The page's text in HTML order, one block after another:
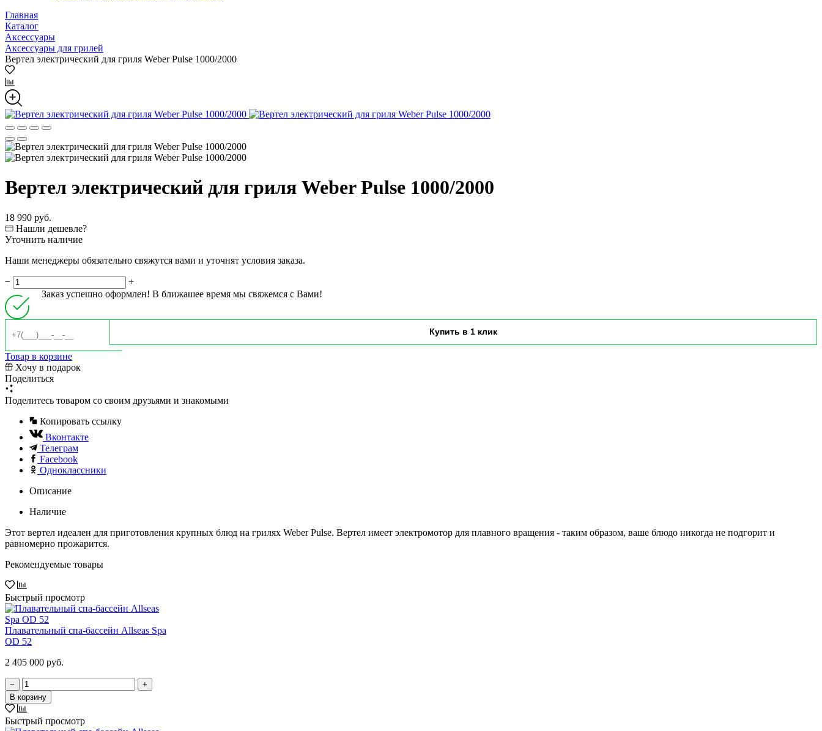
Главная
Каталог
Аксессуары
Аксессуары для грилей
Вертел электрический для гриля Weber Pulse 1000/2000
Вертел электрический для гриля Weber Pulse 1000/2000
18 990 руб.
Нашли дешевле?
Уточнить наличие
Наши менеджеры обязательно свяжутся вами и уточнят условия заказа.
−
+
Заказ успешно оформлен! В ближашее время мы свяжемся с Вами!
Товар в корзине
Хочу в подарок
Поделиться
Поделитесь товаром со своим друзьями и знакомыми
Копировать ссылку
Вконтакте
Телеграм
Facebook
Одноклассники
Описание
Наличие
Этот вертел идеален для приготовления крупных блюд на грилях Weber Pulse. Вертел имеет электромотор для плавного вращения - таким образом, ваше блюдо никогда не подгорит и
равномерно прожарится.
Рекомендуемые товары
Быстрый просмотр
Плавательный спа-бассейн Allseas Spa
OD 52
2 405 000 руб.
−
+
В корзину
Быстрый просмотр